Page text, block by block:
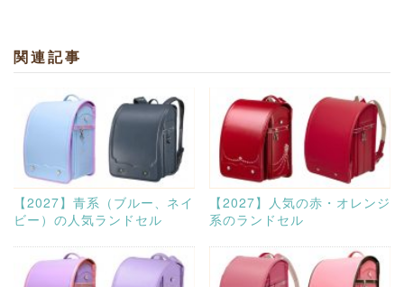
関連記事
【2027】青系（ブルー、ネイ
ビー）の人気ランドセル
【2027】人気の赤・オレンジ
系のランドセル